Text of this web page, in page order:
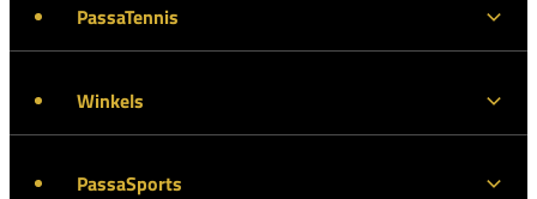
PassaTennis
Winkels
PassaSports